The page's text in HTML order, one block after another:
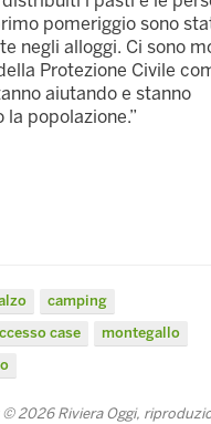
pomeriggio sono
negli alloggi. Ci sono
Protezione Civile
aiutando e stanno
la popolazione.”
camping
case
montegallo
2026 Riviera Oggi,